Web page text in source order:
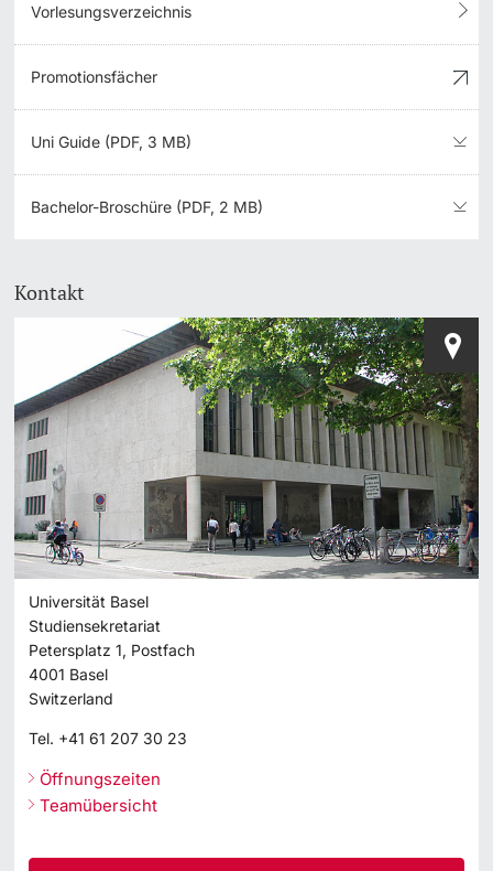
Vorlesungsverzeichnis
Promotionsfächer
Uni Guide (PDF, 3 MB)
Bachelor-Broschüre (PDF, 2 MB)
Kontakt
Universität Basel
Studiensekretariat
Petersplatz 1, Postfach
4001 Basel
Switzerland
Tel. +41 61 207 30 23
Öffnungszeiten
Teamübersicht